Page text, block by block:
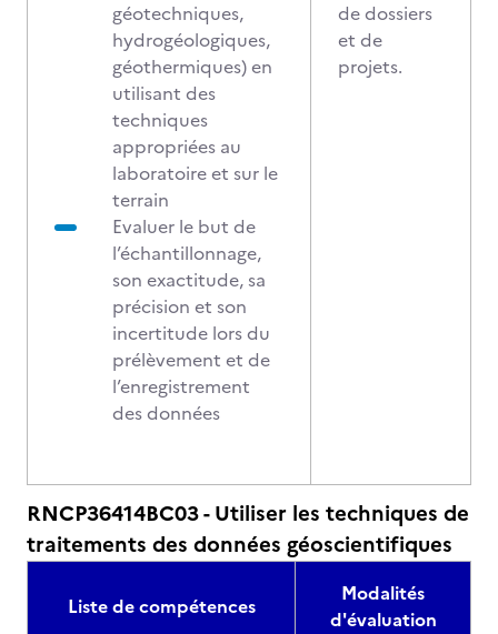
géotechniques,
hydrogéologiques,
géothermiques) en
utilisant des
techniques
appropriées au
laboratoire et sur le
terrain
Evaluer le but de
l’échantillonnage,
son exactitude, sa
précision et son
incertitude lors du
prélèvement et de
l’enregistrement
des données
de dossiers
et de
projets.
RNCP36414BC03 - Utiliser les techniques de
traitements des données géoscientifiques
Liste de compétences
Modalités
d'évaluation